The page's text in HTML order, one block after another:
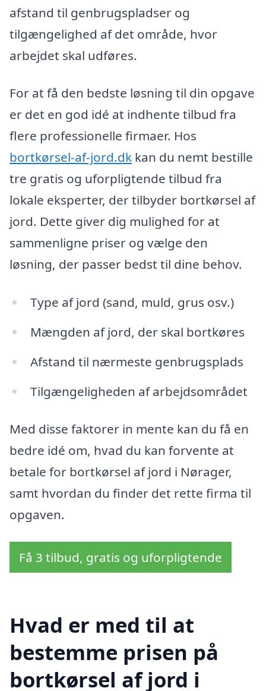
afstand til genbrugspladser og
tilgængelighed af det område, hvor
arbejdet skal udføres.
For at få den bedste løsning til din opgave
er det en god idé at indhente tilbud fra
flere professionelle firmaer. Hos
bortkørsel-af-jord.dk kan du nemt bestille
tre gratis og uforpligtende tilbud fra
lokale eksperter, der tilbyder bortkørsel af
jord. Dette giver dig mulighed for at
sammenligne priser og vælge den
løsning, der passer bedst til dine behov.
Type af jord (sand, muld, grus osv.)
Mængden af jord, der skal bortkøres
Afstand til nærmeste genbrugsplads
Tilgængeligheden af arbejdsområdet
Med disse faktorer in mente kan du få en
bedre idé om, hvad du kan forvente at
betale for bortkørsel af jord i Nørager,
samt hvordan du finder det rette firma til
opgaven.
Få 3 tilbud, gratis og uforpligtende
Hvad er med til at
bestemme prisen på
bortkørsel af jord i